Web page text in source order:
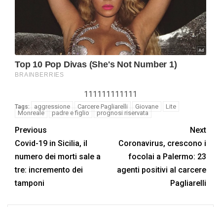
111111111111
Tags: aggressione Carcere Pagliarelli Giovane
Lite
Monreale
padre e figlio prognosi riservata
Previous
Covid-19 in Sicilia, il
numero dei morti sale a
tre: incremento dei
tamponi
Next
Coronavirus, crescono i
focolai a Palermo: 23
agenti positivi al carcere
Pagliarelli